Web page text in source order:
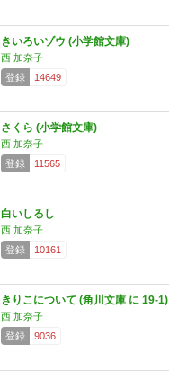
きいろいゾウ (小学館文庫)
西 加奈子
登録
14649
さくら (小学館文庫)
西 加奈子
登録
11565
白いしるし
西 加奈子
登録
10161
きりこについて (角川文庫 に 19-1)
西 加奈子
登録
9036